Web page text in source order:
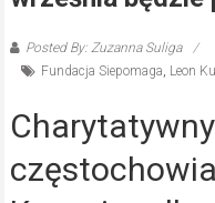
Posted By: Zuzanna Suliga
Fundacja Siepomaga, Leon